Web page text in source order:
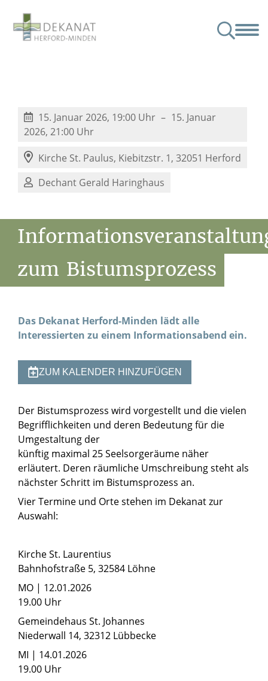
15. Januar 2026, 19:00 Uhr
15. Januar
2026, 21:00 Uhr
Kirche St. Paulus, Kiebitzstr. 1, 32051 Herford
Dechant Gerald Haringhaus
zum Bistumsprozess
Das Dekanat Herford-Minden lädt alle
Interessierten zu einem Informationsabend ein.
ZUM KALENDER HINZUFÜGEN
Der Bistumsprozess wird vorgestellt und die vielen
Begrifflichkeiten und deren Bedeutung für die
Umgestaltung der
künftig maximal 25 Seelsorgeräume näher
erläutert. Deren räumliche Umschreibung steht als
nächster Schritt im Bistumsprozess an.
Vier Termine und Orte stehen im Dekanat zur
Auswahl:
Kirche St. Laurentius
Bahnhofstraße 5, 32584 Löhne
MO | 12.01.2026
19.00 Uhr
Gemeindehaus St. Johannes
Niederwall 14, 32312 Lübbecke
MI | 14.01.2026
19.00 Uhr